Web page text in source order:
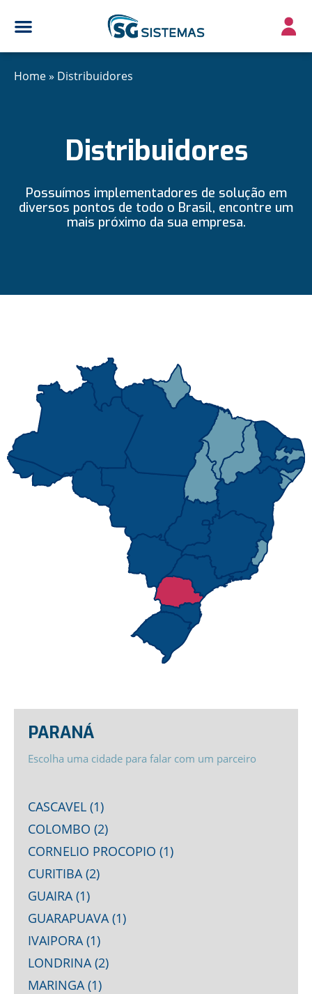
Home» Distribuidores
Distribuidores
Possuímos implementadores de solução em
diversos pontos de todo o Brasil, encontre um
mais próximo da sua empresa.
PARANÁ
Escolha uma cidade para falar com um parceiro
CASCAVEL (1)
COLOMBO (2)
CORNELIO PROCOPIO (1)
CURITIBA (2)
GUAIRA (1)
GUARAPUAVA (1)
IVAIPORA (1)
LONDRINA (2)
MARINGA (1)